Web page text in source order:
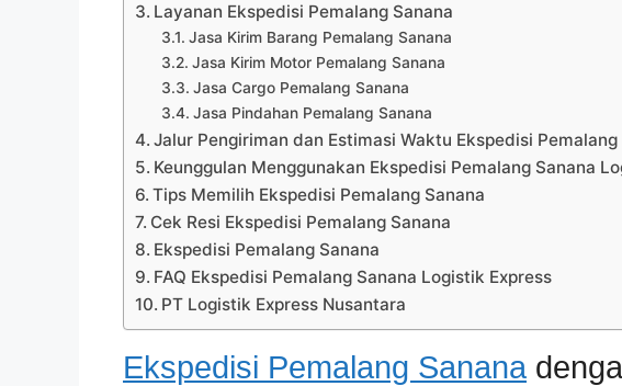
Layanan Ekspedisi Pemalang Sanana
Jasa Kirim Barang Pemalang Sanana
Jasa Kirim Motor Pemalang Sanana
Jasa Cargo Pemalang Sanana
Jasa Pindahan Pemalang Sanana
Jalur Pengiriman dan Estimasi Waktu Ekspedisi Pemalang
Keunggulan Menggunakan Ekspedisi Pemalang Sanana
Tips Memilih Ekspedisi Pemalang Sanana
Cek Resi Ekspedisi Pemalang Sanana
Ekspedisi Pemalang Sanana
FAQ Ekspedisi Pemalang Sanana Logistik Express
PT Logistik Express Nusantara
Ekspedisi Pemalang Sanana